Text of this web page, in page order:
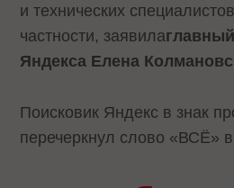
и технических
частности, заявила
Яндекса Елена
Поисковик Яндекс в знак
перечеркнул слово «ВСЁ»